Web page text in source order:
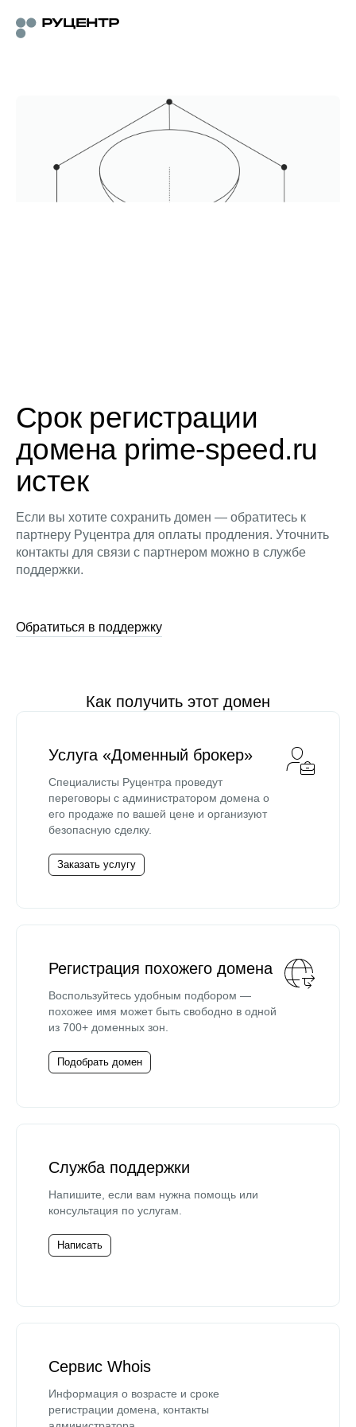
Срок регистрации
домена prime-speed.ru
истек
Если вы хотите сохранить домен — обратитесь к
партнеру Руцентра для оплаты продления. Уточнить
контакты для связи с партнером можно в службе
поддержки.
Обратиться в поддержку
Как получить этот домен
Услуга «Доменный брокер»
Специалисты Руцентра проведут
переговоры с администратором домена о
его продаже по вашей цене и организуют
безопасную сделку.
Заказать услугу
Регистрация похожего домена
Воспользуйтесь удобным подбором —
похожее имя может быть свободно в одной
из 700+ доменных зон.
Подобрать домен
Служба поддержки
Напишите, если вам нужна помощь или
консультация по услугам.
Написать
Сервис Whois
Информация о возрасте и сроке
регистрации домена, контакты